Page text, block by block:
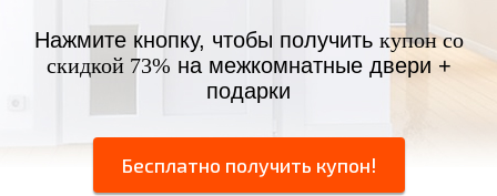
Нажмите кнопку, чтобы получить купон со
скидкой 73% на межкомнатные двери +
подарки
Бесплатно получить купон!